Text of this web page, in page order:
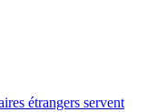
étrangers servent